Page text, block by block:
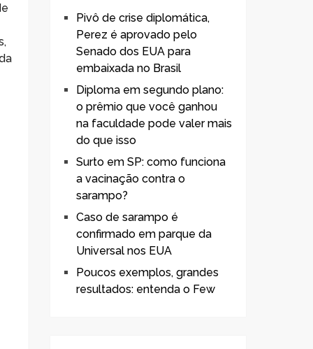
Pivô de crise diplomática,
Perez é aprovado pelo
Senado dos EUA para
embaixada no Brasil
Diploma em segundo plano:
o prêmio que você ganhou
na faculdade pode valer mais
do que isso
Surto em SP: como funciona
a vacinação contra o
sarampo?
Caso de sarampo é
confirmado em parque da
Universal nos EUA
Poucos exemplos, grandes
resultados: entenda o Few